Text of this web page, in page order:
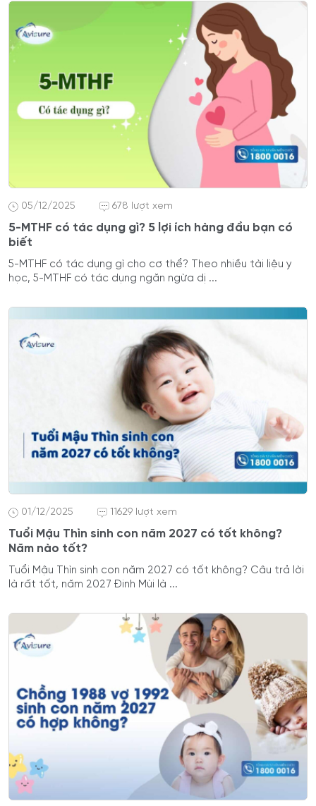
05/12/2025 678 lượt xem
5-MTHF có tác dụng gì? 5 lợi ích hàng đầu bạn có
biết
5-MTHF có tác dụng gì cho cơ thể? Theo nhiều tài liệu y
học, 5-MTHF có tác dụng ngăn ngừa dị ...
01/12/2025 11629 lượt xem
Tuổi Mậu Thìn sinh con năm 2027 có tốt không?
Năm nào tốt?
Tuổi Mậu Thìn sinh con năm 2027 có tốt không? Câu trả lời
là rất tốt, năm 2027 Đinh Mùi là ...